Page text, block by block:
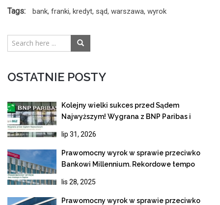
Tags: bank, franki, kredyt, sąd, warszawa, wyrok
OSTATNIE POSTY
Kolejny wielki sukces przed Sądem
Najwyższym! Wygrana z BNP Paribas i
frankowego
lip 31, 2026
Prawomocny wyrok w sprawie przeciwko
Bankowi Millennium. Rekordowe tempo
lis 28, 2025
Prawomocny wyrok w sprawie przeciwko